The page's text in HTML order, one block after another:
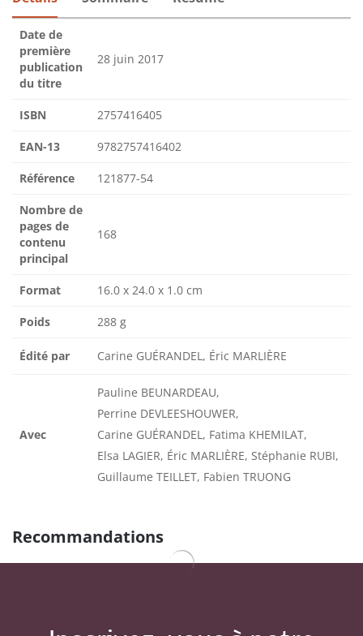
Date de
première
publication
du titre
28 juin 2017
ISBN 2757416405
EAN-13 9782757416402
Référence 121877-54
Nombre de
pages de
contenu
principal
168
Format 16.0 x 24.0 x 1.0 cm
Poids 288 g
Édité par Carine GUÉRANDEL, Éric MARLIÈRE
Avec
Pauline BEUNARDEAU,
Perrine DEVLEESHOUWER,
Carine GUÉRANDEL, Fatima KHEMILAT,
Elsa LAGIER, Éric MARLIÈRE, Stéphanie RUBI,
Guillaume TEILLET, Fabien TRUONG
Recommandations